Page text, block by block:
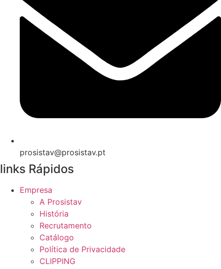
prosistav@prosistav.pt
links Rápidos
Empresa
A Prosistav
História
Recrutamento
Catálogo
Política de Privacidade
CLIPPING